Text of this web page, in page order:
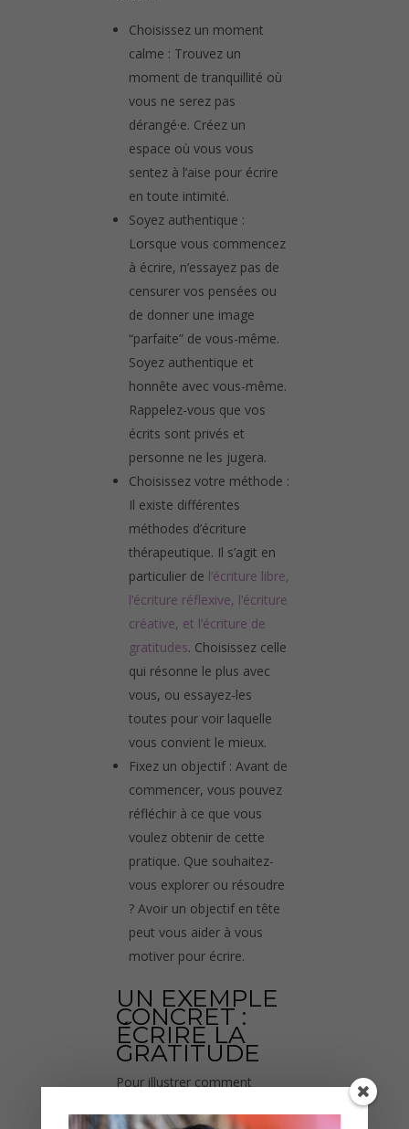
Choisissez un moment
calme : Trouvez un
moment de tranquillité où
vous ne serez pas
dérangé·e. Créez un
espace où vous vous
sentez à l’aise pour écrire
en toute intimité.
Soyez authentique :
Lorsque vous commencez
à écrire, n’essayez pas de
censurer vos pensées ou
de donner une image
“parfaite” de vous-même.
Soyez authentique et
honnête avec vous-même.
Rappelez-vous que vos
écrits sont privés et
personne ne les jugera.
Choisissez votre méthode :
Il existe différentes
méthodes d’écriture
thérapeutique. Il s’agit en
particulier de l’écriture libre,
l’écriture réflexive, l’écriture
créative, et l’écriture de
gratitudes. Choisissez celle
qui résonne le plus avec
vous, ou essayez-les
toutes pour voir laquelle
vous convient le mieux.
Fixez un objectif : Avant de
commencer, vous pouvez
réfléchir à ce que vous
voulez obtenir de cette
pratique. Que souhaitez-
vous explorer ou résoudre
? Avoir un objectif en tête
peut vous aider à vous
motiver pour écrire.
UN EXEMPLE
CONCRET :
ÉCRIRE LA
GRATITUDE
Pour illustrer comment
fonctionne en pratique,